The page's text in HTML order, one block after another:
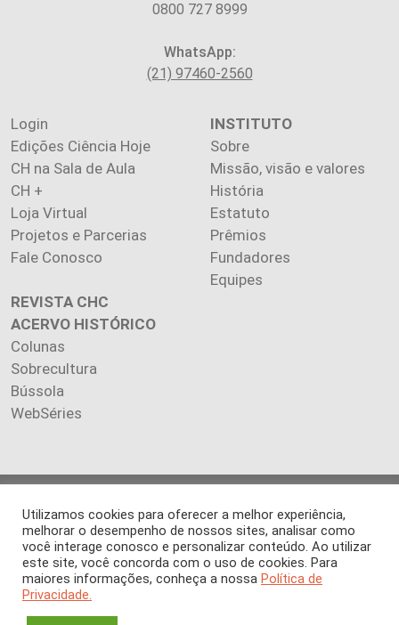
0800 727 8999
WhatsApp:
(21) 97460-2560
Login
Edições Ciência Hoje
CH na Sala de Aula
CH +
Loja Virtual
Projetos e Parcerias
Fale Conosco
INSTITUTO
Sobre
Missão, visão e valores
História
Estatuto
Prêmios
Fundadores
Equipes
REVISTA CHC
ACERVO HISTÓRICO
Colunas
Sobrecultura
Bússola
WebSéries
reservados.
Os artigos publicados na revista refletem exclusivamente a
opinião de seus autores.
É proibida a reprodução, integral ou parcial, do conteúdo (imagens
Utilizamos cookies para oferecer a melhor experiência,
melhorar o desempenho de nossos sites, analisar como
você interage conosco e personalizar conteúdo. Ao utilizar
este site, você concorda com o uso de cookies. Para
maiores informações, conheça a nossa Política de
Privacidade.